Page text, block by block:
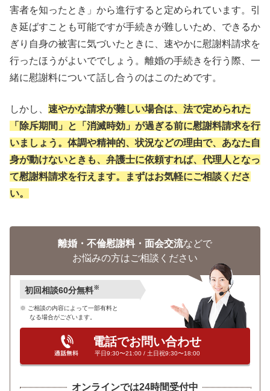
害者を知ったとき」から進行すると定められています。引
き延ばすことも可能ですが手続きが難しいため、できるか
ぎり自身の被害に気づいたときに、速やかに慰謝料請求を
行ったほうがよいででしょう。離婚の手続きを行う際、一
緒に慰謝料について話し合うのはこのためです。
しかし、 速やかな請求が難しい場合は、法で定められた
「除斥期間」と「消滅時効」が過ぎる前に慰謝料請求を行
いましょう。体調や精神的、状況などの理由で、あなた自
身が動けないときも、弁護士に依頼すれば、代理人となっ
て慰謝料請求を行えます。まずはお気軽にご相談くださ
い。
離婚・不倫慰謝料・面会交流などで
お悩みの方はご相談ください
初回相談60分無料※
ご相談の内容によって一部有料と
なる場合がございます。
電話でお問い合わせ
平日9:30〜21:00 / 土日祝9:30〜18:00
オンラインでは24時間受付中